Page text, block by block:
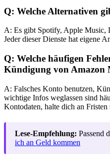
Q: Welche Alternativen
A: Es gibt Spotify, Apple Music,
Jeder dieser Dienste hat eigene
Q: Welche häufigen
Kündigung von Amazon
A: Falsches Konto benutzen,
wichtige Infos weglassen sind
Kontodaten, halte dich an
Lese-Empfehlung: Passend
ich an Geld kommen